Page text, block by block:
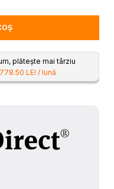
plătește mai târziu
LEI / lună